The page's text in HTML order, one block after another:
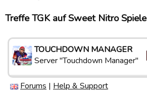
Treffe TGK auf Sweet Nitro Spiele
TOUCHDOWN MANAGER
Server "Touchdown Manager"
Forums | Help & Support